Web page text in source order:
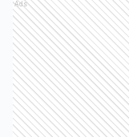
Ads